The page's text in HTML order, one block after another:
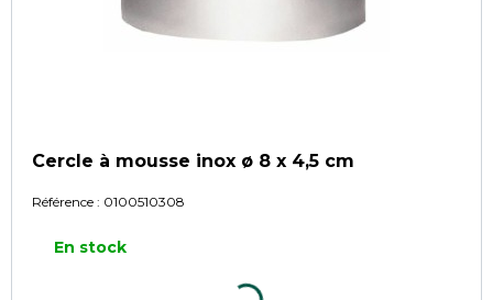
Cercle à mousse inox ø 8 x 4,5 cm
Référence : 0100510308
En stock